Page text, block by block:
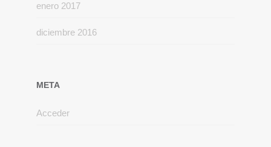
enero 2017
diciembre 2016
META
Acceder